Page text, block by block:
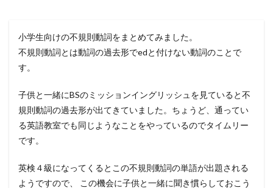
小学生向けの不規則動詞をまとめてみました。
不規則動詞とは動詞の過去形でedと付けない動詞のことで
す。
子供と一緒にBSのミッションイングリッシュを見ていると不
規則動詞の過去形が出てきていました。ちょうど、通ってい
る英語教室でも同じようなことをやっているのでタイムリー
です。
英検４級になってくるとこの不規則動詞の単語が出題される
ようですので、 この機会に子供と一緒に聞き慣らしておこう